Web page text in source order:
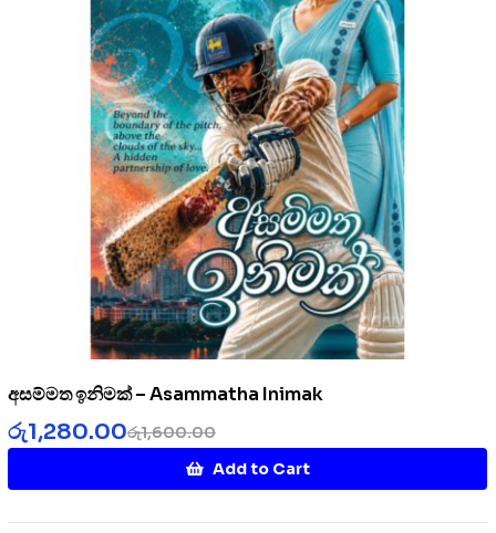
අසම්මත ඉනිමක් – Asammatha Inimak
රු1,600.00
රු1,280.00
Add to Cart